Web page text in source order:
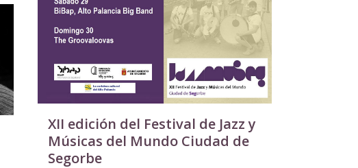
XII edición del Festival de Jazz y
Músicas del Mundo Ciudad de
Segorbe